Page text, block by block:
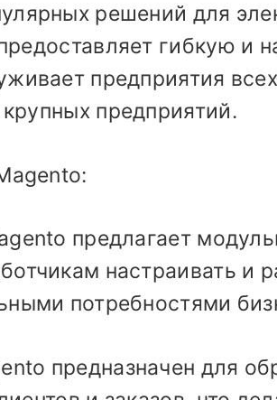
решений для
гибкую и
предприятия
предприятий.
предлагает
настраивать и
потребностями
предназначен для